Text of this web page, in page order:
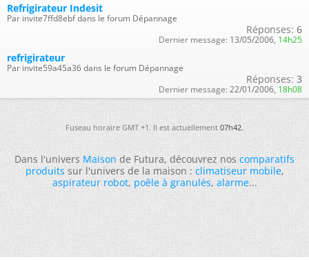
Refrigirateur Indesit
Par invite7ffd8ebf dans le forum Dépannage
Réponses: 6
Dernier message: 13/05/2006, 14h25
refrigirateur
Par invite59a45a36 dans le forum Dépannage
Réponses: 3
Dernier message: 22/01/2006, 18h08
Fuseau horaire GMT +1. Il est actuellement07h42.
Dans l'universMaisonde Futura, découvrez noscomparatifs
produitssur l'univers de la maison :climatiseur mobile,
aspirateur robot,poêle à granulés,alarme...